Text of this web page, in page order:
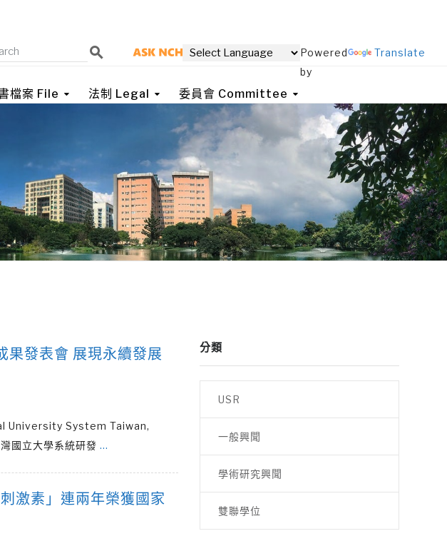
Powered
by
Translate
檔案 File 法制 Legal 委員會 Committee
果發表會 展現永續發展
University System Taiwan,
國立大學系統研發 …
激素」連兩年榮獲國家
分類
USR
一般興聞
學術研究興聞
雙聯學位